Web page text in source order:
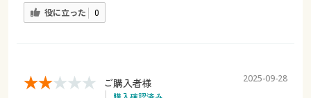
役に立った 0
ご購入者様 2025-09-28